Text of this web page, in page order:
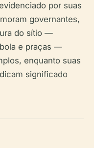
por suas
governantes,
do sítio —
e praças —
enquanto suas
significado